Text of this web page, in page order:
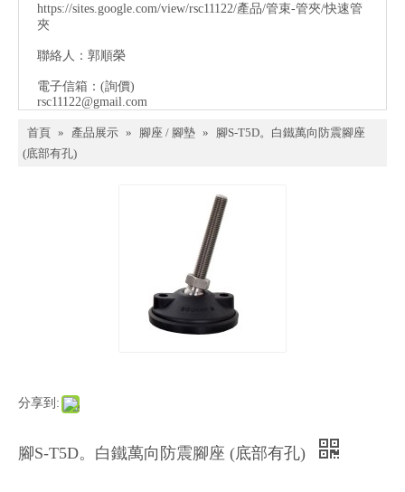
https://sites.google.com/view/rsc11122/產品/管束-管夾/快速管
夾
聯絡人：郭順榮
電子信箱： (詢價)
rsc11122@gmail.com
首頁 » 產品展示 » 腳座 / 腳墊 »
腳S-T5D。白鐵萬向防震腳座
(底部有孔)
分享到:
腳S-T5D。白鐵萬向防震腳座 (底部有孔)